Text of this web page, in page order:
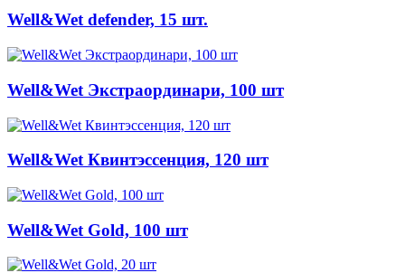
Well&Wet defender, 15 шт.
Well&Wet Экстраординари, 100 шт
Well&Wet Квинтэссенция, 120 шт
Well&Wet Gold, 100 шт